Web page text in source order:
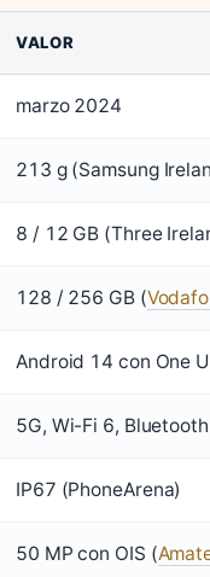
VALOR
marzo 2024
213 g (Samsung
8 / 12 GB (Three
128 / 256 GB (
Android 14 con One
5G, Wi-Fi 6,
IP67 (PhoneArena)
50 MP con OIS (